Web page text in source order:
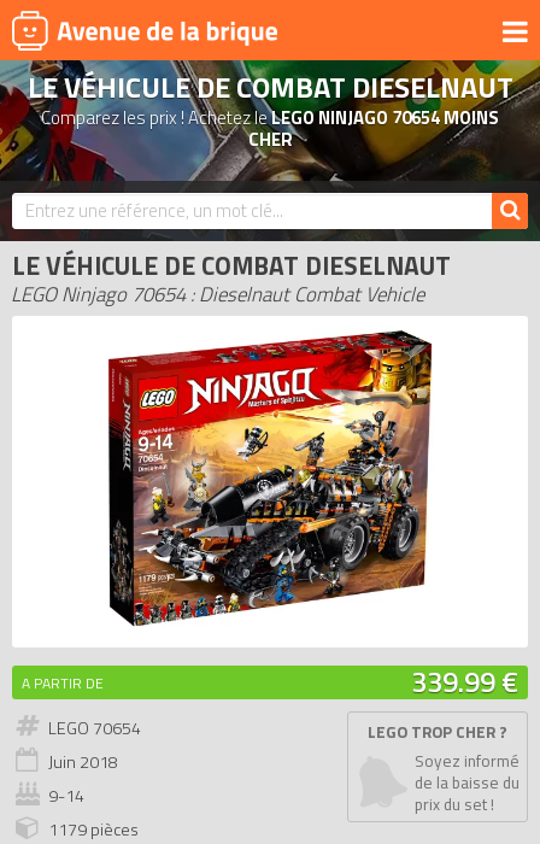
UNIVERS
PRODUITS DÉRIVÉS
NOUVEAUTÉS
LEGO 2026
BONS PLANS
ACTUALITÉS
ASSOCIATIONS DE FANS
EXPOSITIONS LEGO
LEGO LES PLUS CHERS
DERNIERS LEGO AJOUTÉS
LE VÉHICULE DE COMBAT DIESELNAUT
Comparez les prix ! Achetez leLEGO NINJAGO 70654 MOINS
CHER
LE VÉHICULE DE COMBAT DIESELNAUT
LEGO Ninjago 70654 : Dieselnaut Combat Vehicle
A PARTIR DE 339.99 €
LEGO 70654
Juin 2018
9-14
1179 pièces
LEGO TROP CHER ?
Soyez informé
de la baisse du
prix du set !